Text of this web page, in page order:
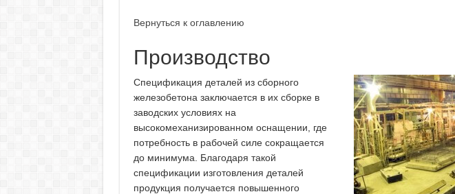
Вернуться к оглавлению
Производство
Спецификация деталей из сборного
железобетона заключается в их сборке в
заводских условиях на
высокомеханизированном оснащении, где
потребность в рабочей силе сокращается
до минимума. Благодаря такой
спецификации изготовления деталей
продукция получается повышенного